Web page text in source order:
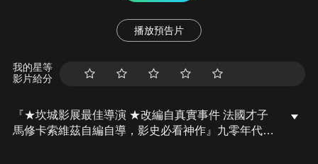
播放預告片
我的星等
影片給分
『★坎城影展最佳導演 ★改編自真實事件 法國才子
馬修卡索維茲自編自導，影史必看神作』九零年代的